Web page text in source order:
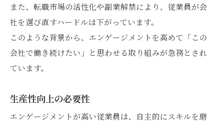
また、転職市場の活性化や副業解禁により、従業員が会
社を選び直すハードルは下がっています。
このような背景から、エンゲージメントを高めて「この
会社で働き続けたい」と思わせる取り組みが急務とされ
ています。
生産性向上の必要性
エンゲージメントが高い従業員は、自主的にスキルを磨